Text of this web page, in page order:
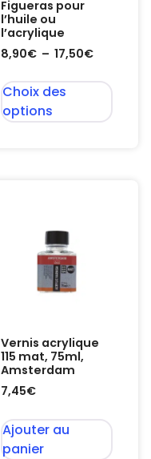
Figueras pour
l’huile ou
l’acrylique
8,90€ – 17,50€
Choix des
options
Vernis acrylique
115 mat, 75ml,
Amsterdam
7,45€
Ajouter au
panier